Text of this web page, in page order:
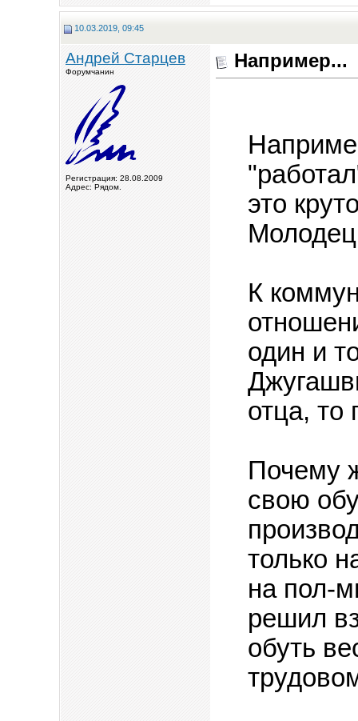
10.03.2019, 09:45
Андрей Старцев
Форумчанин
Регистрация: 28.08.2009
Адрес: Рядом.
Например...
это
К
один и
отца, то
Почему
свою
только
на пол-
решил
обуть